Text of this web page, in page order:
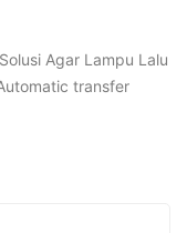
Agar Lampu Lalu
transfer